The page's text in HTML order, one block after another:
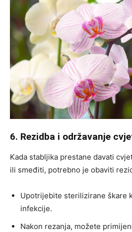
6. Rezidba i održavanje
Kada stabljika prestane davati
ili smeđiti, potrebno je obaviti
Upotrijebite sterilizirane škare
infekcije.
Nakon rezanja, možete